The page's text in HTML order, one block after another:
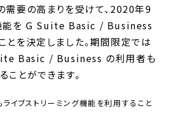
需要の高まりを受けて、2020年9
能を G Suite Basic / Business
とを決定しました。期間限定では
Basic / Business の利用者も
とができます。
イブストリーミング機能を利用すること